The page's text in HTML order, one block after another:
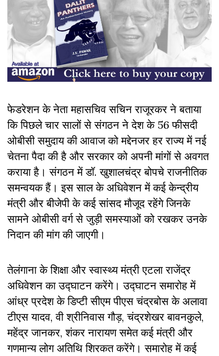
फेडरेशन के नेता महासचिव सचिन राजूरकर ने बताया
कि पिछले चार सालों से संगठन ने देश के 56 फीसदी
ओबीसी समुदाय की आवाज को मद्देनजर हर राज्य में नई
चेतना पैदा की है और सरकार को अपनी मांगों से अवगत
कराया है। संगठन में डॉ. खुशालचंद्र बोपचे राजनीतिक
समन्वयक हैं। इस साल के अधिवेशन में कई केन्द्रीय
मंत्री और बीजेपी के कई सांसद मौजूद रहेंगे जिनके
सामने ओबीसी वर्ग से जुड़ी समस्याओं को रखकर उनके
निदान की मांग की जाएगी।
तेलंगाना के शिक्षा और स्वास्थ्य मंत्री एटला राजेंद्र
अधिवेशन का उद्घाटन करेंगे। उद्घाटन समारोह में
आंध्र प्रदेश के डिप्टी सीएम पीएस चंद्रबोस के अलावा
टीएस यादव, वी श्रीनिवास गौड़, चंद्रशेखर बावनकुले,
महेंद्र जानकर, शंकर नारायण समेत कई मंत्री और
गणमान्य लोग अतिथि शिरकत करेंगे। समारोह में कई